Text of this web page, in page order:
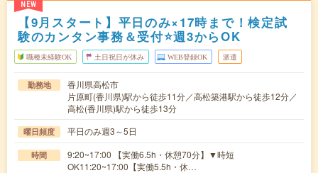
NEW
【9月スタート】平日のみ×17時まで！検定試
験のカンタン事務＆受付⭐週3からOK
職種未経験OK 土日祝日が休み WEB登録OK 派遣
勤務地
香川県高松市
片原町(香川県)駅から徒歩11分／高松築港駅から徒歩12分／
高松(香川県)駅から徒歩13分
曜日頻度 平日のみ週3～5日
時間
9:20~17:00 【実働6.5h・休憩70分】▼時短
OK11:20~17:00【実働5.5h・休…